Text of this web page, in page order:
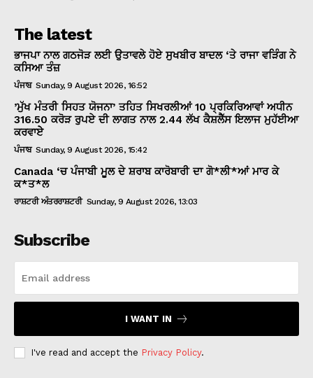
The latest
ਭਾਜਪਾ ਨਾਲ ਗਠਜੋੜ ਲਈ ਉਤਾਵਲੇ ਹੋਏ ਸੁਖਬੀਰ ਬਾਦਲ ‘ਤੇ ਰਾਜਾ ਵੜਿੰਗ ਨੇ
ਕਸਿਆ ਤੰਜ਼
ਪੰਜਾਬ Sunday, 9 August 2026, 16:52
’ਮੁੱਖ ਮੰਤਰੀ ਸਿਹਤ ਯੋਜਨਾ’ ਤਹਿਤ ਸਿਖਰਲੀਆਂ 10 ਪ੍ਰਕਿਰਿਆਵਾਂ ਅਧੀਨ
316.50 ਕਰੋੜ ਰੁਪਏ ਦੀ ਲਾਗਤ ਨਾਲ 2.44 ਲੱਖ ਕੈਸ਼ਲੈੱਸ ਇਲਾਜ ਮੁਹੱਈਆ
ਕਰਵਾਏੇ
ਪੰਜਾਬ Sunday, 9 August 2026, 15:42
Canada ‘ਚ ਪੰਜਾਬੀ ਮੂਲ ਦੇ ਸ਼ਰਾਬ ਕਾਰੋਬਾਰੀ ਦਾ ਗੋ*ਲੀ*ਆਂ ਮਾਰ ਕੇ
ਕ*ਤ*ਲ
ਰਾਸ਼ਟਰੀ ਅੰਤਰਰਾਸ਼ਟਰੀ Sunday, 9 August 2026, 13:03
Subscribe
I WANT IN
I've read and accept the Privacy Policy.